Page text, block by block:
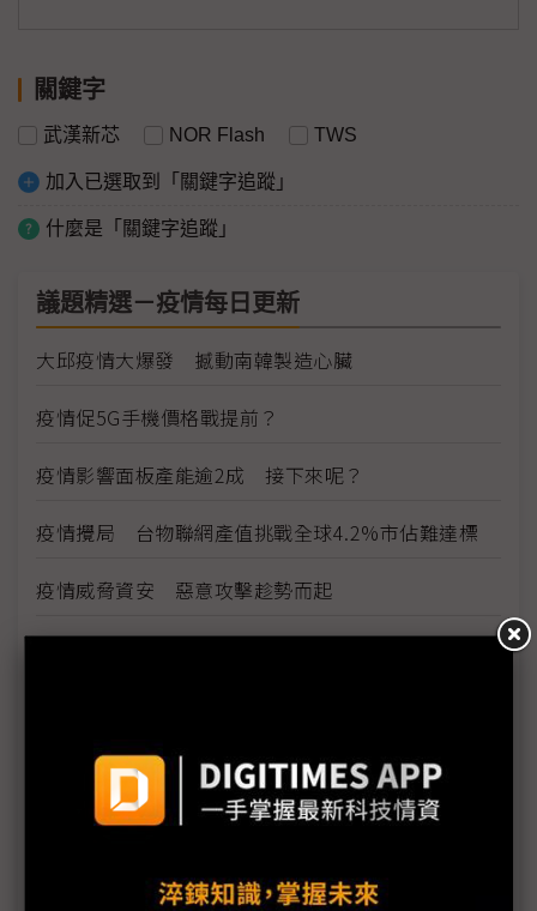
關鍵字
武漢新芯 NOR Flash TWS
加入已選取到「關鍵字追蹤」
什麼是「關鍵字追蹤」
議題精選－疫情每日更新
大邱疫情大爆發 撼動南韓製造心臟
疫情促5G手機價格戰提前？
疫情影響面板產能逾2成 接下來呢？
疫情攪局 台物聯網產值挑戰全球4.2%市佔難達標
疫情威脅資安 惡意攻擊趁勢而起
因應疫情影響 供應鏈出招拚復工、推新服務
三星新機染疫 S20 Ultra傳供應不足
手機HDI出貨維持暢旺 惟2Q庫存風險逐漸攀高